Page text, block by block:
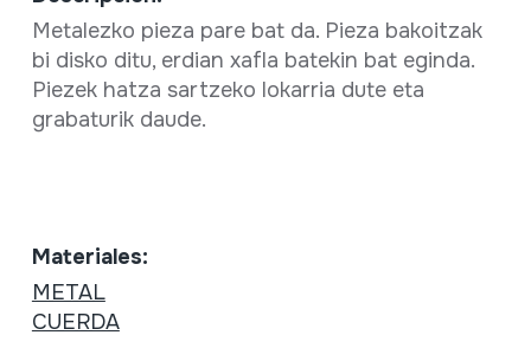
Metalezko pieza pare bat da. Pieza bakoitzak
bi disko ditu, erdian xafla batekin bat eginda.
Piezek hatza sartzeko lokarria dute eta
grabaturik daude.
Materiales:
METAL
CUERDA